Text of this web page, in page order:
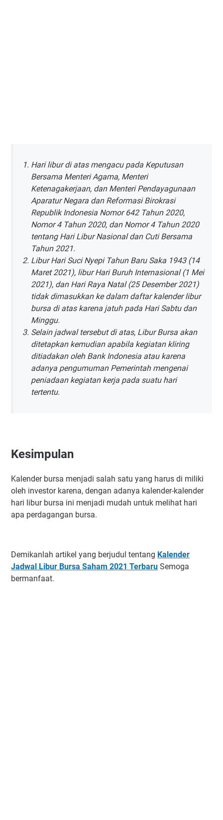
Hari libur di atas mengacu pada Keputusan
Bersama Menteri Agama, Menteri
Ketenagakerjaan, dan Menteri Pendayagunaan
Aparatur Negara dan Reformasi Birokrasi
Republik Indonesia Nomor 642 Tahun 2020,
Nomor 4 Tahun 2020, dan Nomor 4 Tahun 2020
tentang Hari Libur Nasional dan Cuti Bersama
Tahun 2021.
Libur Hari Suci Nyepi Tahun Baru Saka 1943 (14
Maret 2021), libur Hari Buruh Internasional (1 Mei
2021), dan Hari Raya Natal (25 Desember 2021)
tidak dimasukkan ke dalam daftar kalender libur
bursa di atas karena jatuh pada Hari Sabtu dan
Minggu.
Selain jadwal tersebut di atas, Libur Bursa akan
ditetapkan kemudian apabila kegiatan kliring
ditiadakan oleh Bank Indonesia atau karena
adanya pengumuman Pemerintah mengenai
peniadaan kegiatan kerja pada suatu hari
tertentu.
Kesimpulan
Kalender bursa menjadi salah satu yang harus di miliki
oleh investor karena, dengan adanya kalender-kalender
hari libur bursa ini menjadi mudah untuk melihat hari
apa perdagangan bursa.
Demikanlah artikel yang berjudul tentang Kalender
Jadwal Libur Bursa Saham 2021 Terbaru Semoga
bermanfaat.